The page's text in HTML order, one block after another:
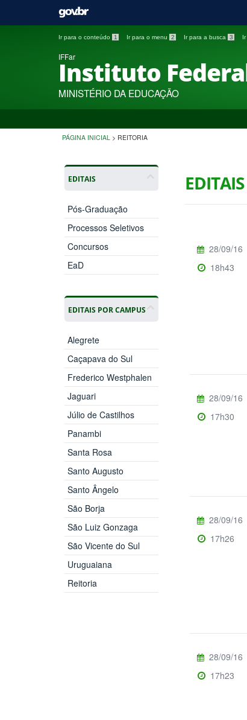
Ir para o conteúdo 1 Ir para o menu 2 Ir para a busca 3
IFFar
Instituto
MINISTÉRIO DA EDUCAÇÃO
PÁGINA INICIAL > REITORIA
EDITAIS
Pós-Graduação
Processos Seletivos
Concursos
EaD
EDITAIS POR CAMPUS
Alegrete
Caçapava do Sul
Frederico Westphalen
Jaguari
Júlio de Castilhos
Panambi
Santa Rosa
Santo Augusto
Santo Ângelo
São Borja
São Luiz Gonzaga
São Vicente do Sul
Uruguaiana
Reitoria
EDITAIS
28/09/16
18h43
28/09/16
17h30
28/09/16
17h26
28/09/16
17h23